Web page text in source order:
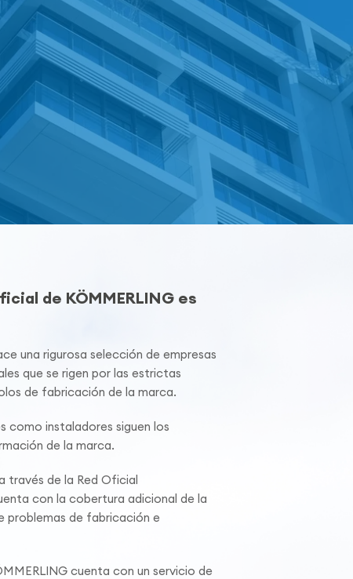
de KÖMMERLING es
una rigurosa selección de empresas
que se rigen por las estrictas
de fabricación de la marca.
como instaladores siguen los
de la marca.
través de la Red Oficial
con la cobertura adicional de la
problemas de fabricación e
cuenta con un servicio de